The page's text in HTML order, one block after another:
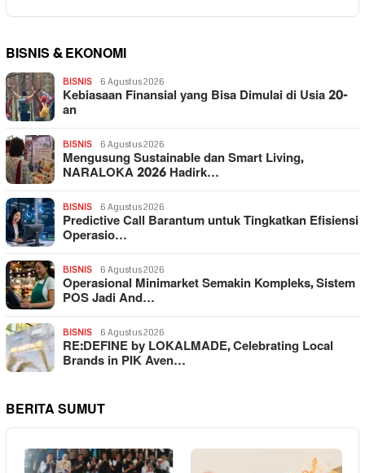
BISNIS & EKONOMI
BISNIS 6 Agustus 2026
Kebiasaan Finansial yang Bisa Dimulai di Usia 20-
an
BISNIS 6 Agustus 2026
Mengusung Sustainable dan Smart Living,
NARALOKA 2026 Hadirk…
BISNIS 6 Agustus 2026
Predictive Call Barantum untuk Tingkatkan Efisiensi
Operasio…
BISNIS 6 Agustus 2026
Operasional Minimarket Semakin Kompleks, Sistem
POS Jadi And…
BISNIS 6 Agustus 2026
RE:DEFINE by LOKALMADE, Celebrating Local
Brands in PIK Aven…
BERITA SUMUT